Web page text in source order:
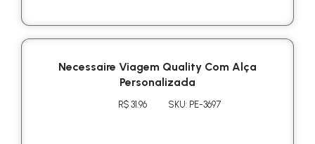
Necessaire Viagem Quality Com Alça
Personalizada
R$ 31.96 SKU: PE-3697